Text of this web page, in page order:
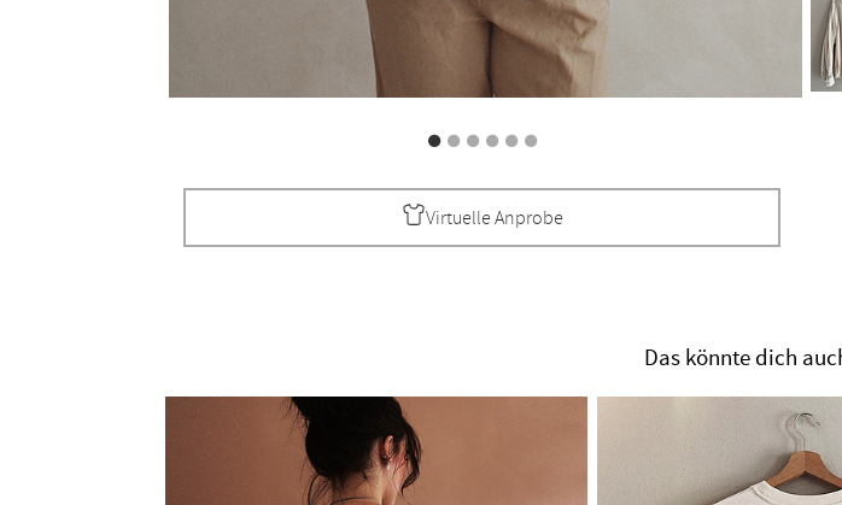
Virtuelle Anprobe
Das könnte dich